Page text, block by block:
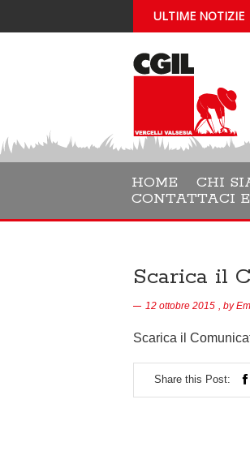
ULTIME NOTIZIE
Gabriele Cantelli è il
HOME CHI
CONTATTACI
Scarica il
12 ottobre 2015 , by
Scarica il
Share this Post: